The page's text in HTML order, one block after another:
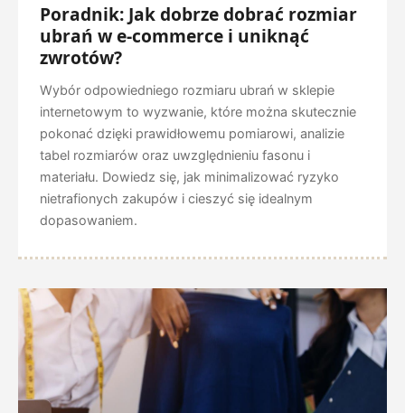
Poradnik: Jak dobrze dobrać rozmiar
ubrań w e-commerce i uniknąć
zwrotów?
Wybór odpowiedniego rozmiaru ubrań w sklepie
internetowym to wyzwanie, które można skutecznie
pokonać dzięki prawidłowemu pomiarowi, analizie
tabel rozmiarów oraz uwzględnieniu fasonu i
materiału. Dowiedz się, jak minimalizować ryzyko
nietrafionych zakupów i cieszyć się idealnym
dopasowaniem.